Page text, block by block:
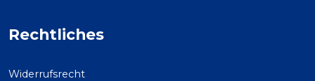
Rechtliches
Widerrufsrecht